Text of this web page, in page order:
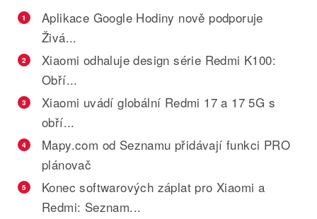
1
Aplikace Google Hodiny nově podporuje
Živá...
2
Xiaomi odhaluje design série Redmi K100:
Obří...
3
Xiaomi uvádí globální Redmi 17 a 17 5G s
obří...
4
Mapy.com od Seznamu přidávají funkci PRO
plánovač
5
Konec softwarových záplat pro Xiaomi a
Redmi: Seznam...